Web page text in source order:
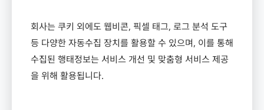
회사는 쿠키 외에도 웹비콘, 픽셀 태그, 로그 분석 도구
등 다양한 자동수집 장치를 활용할 수 있으며, 이를 통해
수집된 행태정보는 서비스 개선 및 맞춤형 서비스 제공
을 위해 활용됩니다.